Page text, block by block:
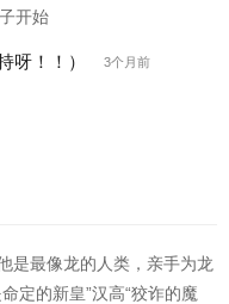
开始
呀！！） 3个月前
是最像龙的人类，亲手为龙
定的新皇”汉高“狡诈的魔